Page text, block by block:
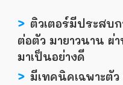
> ติวเตอร์มีประส
ต่อตัว มายาวนาน
มาเป็นอย่างดี
>มีเทคนิคเฉพาะตั